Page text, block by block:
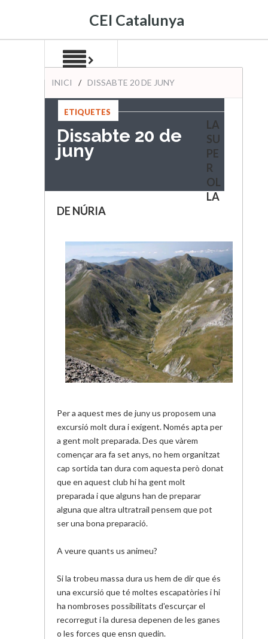
CEI Catalunya
INICI / DISSABTE 20 DE JUNY
ETIQUETES
:
Dissabte 20 de
juny
LA
SU
PE
R
OL
LA
DE NÚRIA
Per a aquest mes de juny us proposem una
excursió molt dura i exigent. Només apta per
a gent molt preparada. Des que vàrem
començar ara fa set anys, no hem organitzat
cap sortida tan dura com aquesta però donat
que en aquest club hi ha gent molt
preparada i que alguns han de preparar
alguna que altra ultratrail pensem que pot
ser una bona preparació.
A veure quants us animeu?
Si la trobeu massa dura us hem de dir que és
una excursió que té moltes escapatòries i hi
ha nombroses possibilitats d'escurçar el
recorregut i la duresa depenen de les ganes
o les forces queensn quedin.